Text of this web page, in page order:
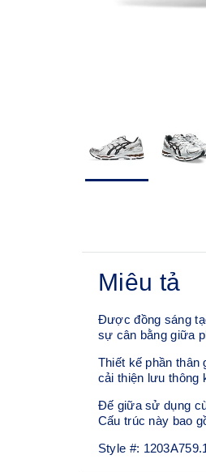
Miêu tả
Được đồng sáng
sự cân bằng giữa
Thiết kế phần
cải thiện lưu thông
Đế giữa sử dụng
Cấu trúc này bao
Style #: